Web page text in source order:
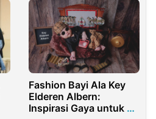
Fashion Bayi Ala Key
Elderen Albern:
Inspirasi Gaya untuk Si